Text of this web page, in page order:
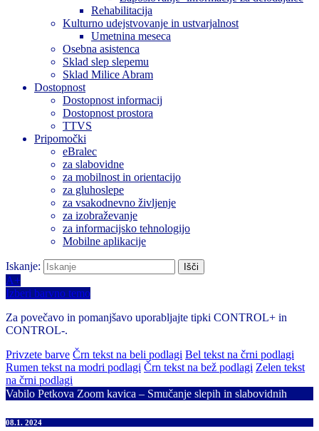
Rehabilitacija
Kulturno udejstvovanje in ustvarjalnost
Umetnina meseca
Osebna asistenca
Sklad slep slepemu
Sklad Milice Abram
Dostopnost
Dostopnost informacij
Dostopnost prostora
TTVS
Pripomočki
eBralec
za slabovidne
za mobilnost in orientacijo
za gluhoslepe
za vsakodnevno življenje
za izobraževanje
za informacijsko tehnologijo
Mobilne aplikacije
Iskanje:
A+
Izberi barvno temo
Za povečavo in pomanjšavo uporabljajte tipki CONTROL+ in
CONTROL-.
Privzete barve Črn tekst na beli podlagi Bel tekst na črni podlagi
Rumen tekst na modri podlagi Črn tekst na bež podlagi Zelen tekst
na črni podlagi
Vabilo Petkova Zoom kavica – Smučanje slepih in slabovidnih
08.1. 2024